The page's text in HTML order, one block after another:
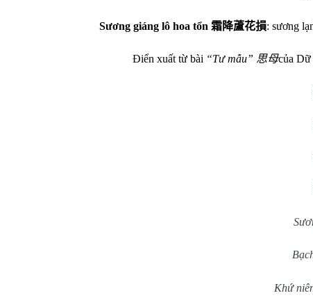
Sương giáng lô hoa tổn 霜降蘆花損: sương
Điển xuất từ bài “Tư mẫu” 思母của
Khứ